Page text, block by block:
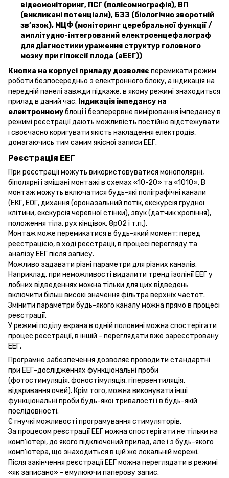
відеомоніторинг, ПСГ (полісомнографія), ВП
(викликані потенціали), БЗЗ (біологічно зворотній
зв’язок), МЦФ (моніторинг церебральної функції /
амплітудно-інтегрований електроенцефалограф
для діагностики ураження структур головного
мозку при гіпоксії плода (аЕЕГ))
Кнопка на корпусі приладу дозволяє перемикати режим
роботи безпосередньо з електронного блоку, а індикація на
передній панелі завжди підкаже, в якому режимі знаходиться
прилад в даний час. Індикація імпедансу на
електронномублоці і безперервне вимірювання імпедансу в
режимі реєстрації дають можливість постійно відстежувати
і своєчасно коригувати якість накладення електродів,
домагаючись тим самим якісної записи ЕЕГ.
Реєстрація ЕЕГ
При реєстрації можуть використовуватися монополярні,
біполярні і змішані монтажі в схемах «10-20» та «1010». В
монтаж можуть включатися будь-які поліграфічні канали
(ЕКГ, ЕОГ, дихання (ороназальний потік, екскурсія грудної
клітини, екскурсія черевної стінки), звук (датчик хропіння),
положення тіла, рух кінцівок, 8рО2 і т.п.).
Монтаж може перемикатися в будь-який момент: перед
реєстрацією, в ході реєстрації, в процесі перегляду та
аналізу ЕЕГ після запису.
Можливо задавати різні параметри для різних каналів.
Наприклад, при неможливості видалити тренд ізолінії ЕЕГ у
лобних відведеннях можна тільки для цих відведень
включити більш високі значення фільтра верхніх частот.
Змінити параметри будь-якого каналу можна прямо в процесі
реєстрації.
У режимі поділу екрана в одній половині можна спостерігати
процес реєстрації, в іншій - переглядати вже зареєстровану
ЕЕГ.
Програмне забезпечення дозволяє проводити стандартні
при ЕЕГ-дослідженнях функціональні проби
(фотостимуляція, фоностімуляція, гіпервентиляція,
відкривання очей). Крім того, можна виконувати інші
функціональні проби будь-якої тривалості і в будь-якій
послідовності.
Є гнучкі можливості програмування стимуляторів.
За процесом реєстрації ЕЕГ можна спостерігати не тільки на
комп'ютері, до якого підключений прилад, але і з будь-якого
комп'ютера, що знаходиться в цій же локальній мережі.
Після закінчення реєстрації ЕЕГ можна переглядати в режимі
«як записано» - емулюючи паперову запис.